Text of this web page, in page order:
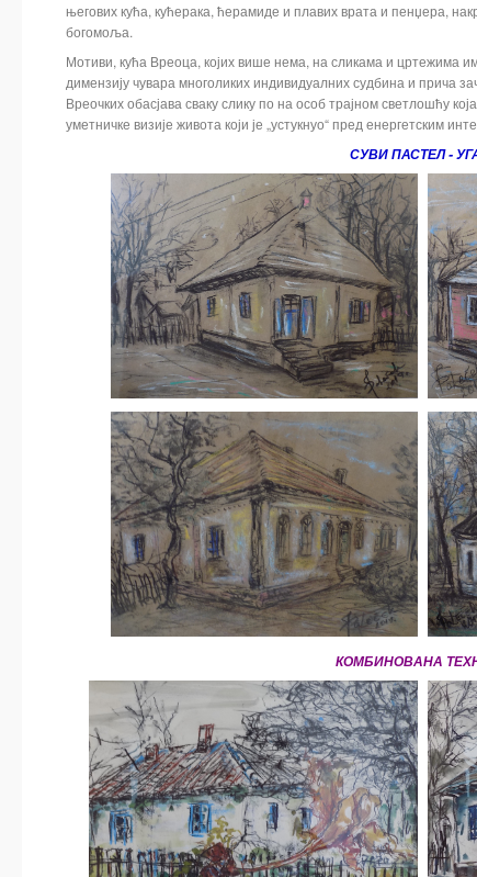
његових кућа, кућерака, ћерамиде и плавих врата и пенџера,
богомоља.
Мотиви, кућа Вреоца, којих више нема, на сликама и цртежима
димензију чувара многоликих индивидуалних судбина и прича
Вреочких обасјава сваку слику по на особ трајном светлошћу
уметничке визије живота који је „устукнуо“ пред енергетским
СУВИ ПАСТЕЛ -
КОМБИНОВАНА